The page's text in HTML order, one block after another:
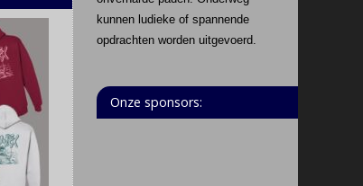
kunnen ludieke of spannende
opdrachten worden uitgevoerd.
Onze sponsors: